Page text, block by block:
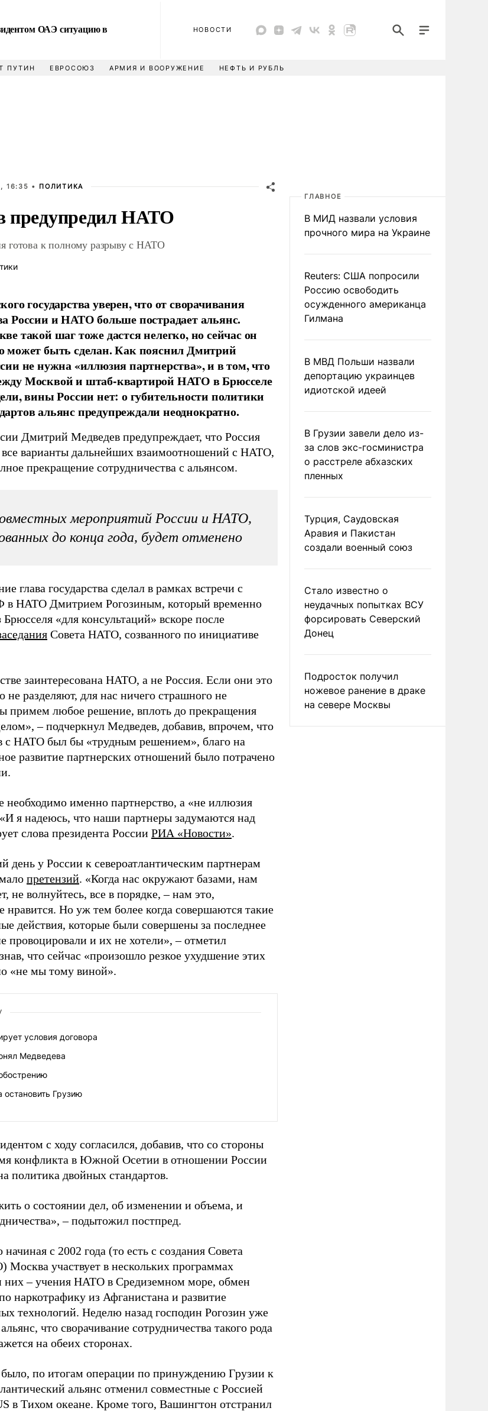
ОАЭ ситуацию в
НОВОСТИ
ПУТИН ЕВРОСОЮЗ АРМИЯ И ВООРУЖЕНИЕ НЕФТЬ И РУБЛЬ
16:35 • ПОЛИТИКА
предупредил НАТО
готова к полному разрыву с НАТО
государства уверен, что от сворачивания
России и НАТО больше пострадает альянс.
такой шаг тоже дастся нелегко, но сейчас он
может быть сделан. Как пояснил Дмитрий
не нужна «иллюзия партнерства», и в том, что
Москвой и штаб-квартирой НАТО в Брюсселе
вины России нет: о губительности политики
альянс предупреждали неоднократно.
Дмитрий Медведев предупреждает, что Россия
все варианты дальнейших взаимоотношений с НАТО,
прекращение сотрудничества с альянсом.
мероприятий России и НАТО,
до конца года, будет отменено
глава государства сделал в рамках встречи с
в НАТО Дмитрием Рогозиным, который временно
Брюсселя «для консультаций» вскоре после
Совета НАТО, созванного по инициативе
заинтересована НАТО, а не Россия. Если они это
не разделяют, для нас ничего страшного не
примем любое решение, вплоть до прекращения
– подчеркнул Медведев, добавив, впрочем, что
с НАТО был бы «трудным решением», благо на
развитие партнерских отношений было потрачено
необходимо именно партнерство, а «не иллюзия
я надеюсь, что наши партнеры задумаются над
слова президента России РИА «Новости».
день у России к североатлантическим партнерам
претензий. «Когда нас окружают базами, нам
не волнуйтесь, все в порядке, – нам это,
нравится. Но уж тем более когда совершаются такие
действия, которые были совершены за последнее
провоцировали и их не хотели», – отметил
что сейчас «произошло резкое ухудшение этих
«не мы тому виной».
условия договора
Медведева
остановить Грузию
с ходу согласился, добавив, что со стороны
конфликта в Южной Осетии в отношении России
политика двойных стандартов.
о состоянии дел, об изменении и объема, и
– подытожил постпред.
с 2002 года (то есть с создания Совета
Москва участвует в нескольких программах
них – учения НАТО в Средиземном море, обмен
наркотрафику из Афганистана и развитие
технологий. Неделю назад господин Рогозин уже
что сворачивание сотрудничества такого рода
на обеих сторонах.
по итогам операции по принуждению Грузии к
альянс отменил совместные с Россией
в Тихом океане. Кроме того, Вашингтон отстранил
ГЛАВНОЕ
В МИД назвали условия
прочного мира на Украине
Reuters: США попросили
Россию освободить
осужденного американца
Гилмана
В МВД Польши назвали
депортацию украинцев
идиотской идеей
В Грузии завели дело из-
за слов экс-госминистра
о расстреле абхазских
пленных
Турция, Саудовская
Аравия и Пакистан
создали военный союз
Стало известно о
неудачных попытках ВСУ
форсировать Северский
Донец
Подросток получил
ножевое ранение в драке
на севере Москвы